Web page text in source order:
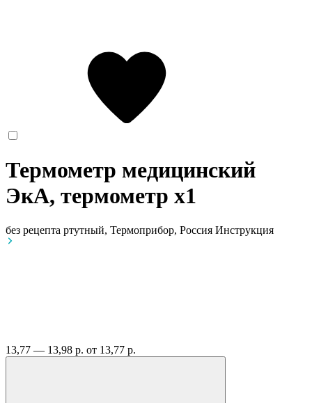
Термометр медицинский
ЭкА, термометр x1
без рецепта ртутный, Термоприбор, Россия Инструкция
13,77 — 13,98 р. от 13,77 р.